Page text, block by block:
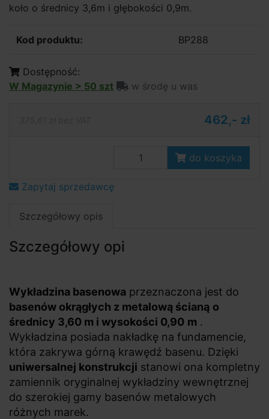
koło o średnicy 3,6m i głębokości 0,9m.
Kod produktu: BP288
Dostępność:
W Magazynie > 50 szt
w środę u was
462,- zł
do koszyka
Zapytaj sprzedawcę
Szczegółowy opis
Szczegółowy opi
Wykładzina basenowa przeznaczona jest do
basenów okrągłych z metalową ścianą o
średnicy 3,60 m i wysokości 0,90 m .
Wykładzina posiada nakładkę na fundamencie,
która zakrywa górną krawędź basenu. Dzięki
uniwersalnej konstrukcji stanowi ona kompletny
zamiennik oryginalnej wykładziny wewnętrznej
do szerokiej gamy basenów metalowych
różnych marek.